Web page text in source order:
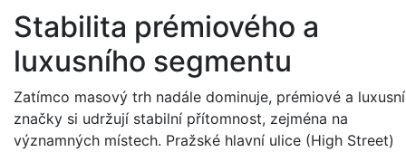
Stabilita prémiového a
luxusního segmentu
Zatímco masový trh nadále dominuje, prémiové a luxusní
značky si udržují stabilní přítomnost, zejména na
významných místech. Pražské hlavní ulice (High Street)